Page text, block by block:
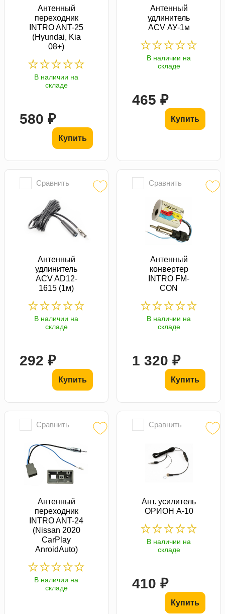
Антенный
переходник
INTRO ANT-25
(Hyundai, Kia
08+)
В наличии на
складе
580 ₽
Купить
Антенный
удлинитель
ACV АУ-1м
В наличии на
складе
465 ₽
Купить
Сравнить
Антенный
удлинитель
ACV AD12-
1615 (1м)
В наличии на
складе
292 ₽
Купить
Сравнить
Антенный
конвертер
INTRO FM-
CON
В наличии на
складе
1 320 ₽
Купить
Сравнить
Антенный
переходник
INTRO ANT-24
(Nissan 2020
CarPlay
AnroidAuto)
В наличии на
складе
Сравнить
Ант. усилитель
ОРИОН А-10
В наличии на
складе
410 ₽
Купить